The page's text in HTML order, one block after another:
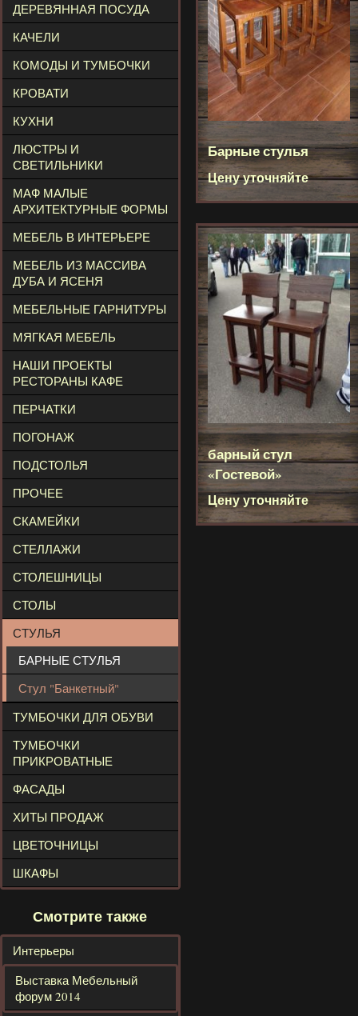
Барные стулья
Цену уточняйте
барный стул
«Гостевой»
Цену уточняйте
ДЕРЕВЯННАЯ ПОСУДА
КАЧЕЛИ
КОМОДЫ И ТУМБОЧКИ
КРОВАТИ
КУХНИ
ЛЮСТРЫ И
СВЕТИЛЬНИКИ
МАФ МАЛЫЕ
АРХИТЕКТУРНЫЕ ФОРМЫ
МЕБЕЛЬ В ИНТЕРЬЕРЕ
МЕБЕЛЬ ИЗ МАССИВА
ДУБА И ЯСЕНЯ
МЕБЕЛЬНЫЕ ГАРНИТУРЫ
МЯГКАЯ МЕБЕЛЬ
НАШИ ПРОЕКТЫ
РЕСТОРАНЫ КАФЕ
ПЕРЧАТКИ
ПОГОНАЖ
ПОДСТОЛЬЯ
ПРОЧЕЕ
СКАМЕЙКИ
СТЕЛЛАЖИ
СТОЛЕШНИЦЫ
СТОЛЫ
СТУЛЬЯ
БАРНЫЕ СТУЛЬЯ
Стул "Банкетный"
ТУМБОЧКИ ДЛЯ ОБУВИ
ТУМБОЧКИ
ПРИКРОВАТНЫЕ
ФАСАДЫ
ХИТЫ ПРОДАЖ
ЦВЕТОЧНИЦЫ
ШКАФЫ
Смотрите также
Интерьеры
Выставка Мебельный
форум 2014